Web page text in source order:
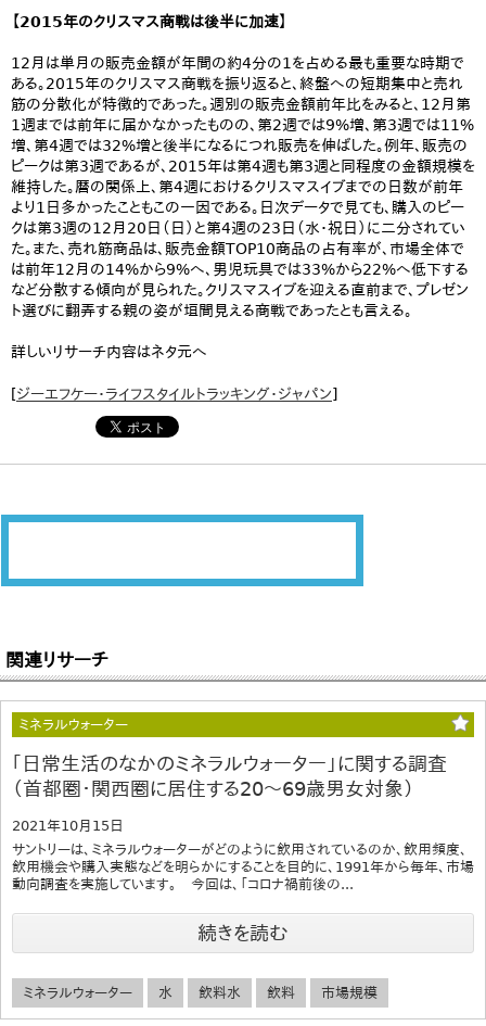
【2015年のクリスマス商戦は後半に加速】
12月は単月の販売金額が年間の約4分の1を占める最も重要な時期で
ある。2015年のクリスマス商戦を振り返ると、終盤への短期集中と売れ
筋の分散化が特徴的であった。週別の販売金額前年比をみると、12月第
1週までは前年に届かなかったものの、第2週では9%増、第3週では11%
増、第4週では32%増と後半になるにつれ販売を伸ばした。例年、販売の
ピークは第3週であるが、2015年は第4週も第3週と同程度の金額規模を
維持した。暦の関係上、第4週におけるクリスマスイブまでの日数が前年
より1日多かったこともこの一因である。日次データで見ても、購入のピー
クは第3週の12月20日（日）と第4週の23日（水・祝日）に二分されてい
た。また、売れ筋商品は、販売金額TOP10商品の占有率が、市場全体で
は前年12月の14%から9%へ、男児玩具では33%から22%へ低下する
など分散する傾向が見られた。クリスマスイブを迎える直前まで、プレゼン
ト選びに翻弄する親の姿が垣間見える商戦であったとも言える。
詳しいリサーチ内容はネタ元へ
[ジーエフケー・ライフスタイルトラッキング・ジャパン]
関連リサーチ
ミネラルウォーター
｢日常生活のなかのミネラルウォーター」に関する調査
（首都圏・関西圏に居住する20～69歳男女対象）
2021年10月15日
サントリーは、ミネラルウォーターがどのように飲用されているのか、飲用頻度、
飲用機会や購入実態などを明らかにすることを目的に、1991年から毎年、市場
動向調査を実施しています。 今回は、「コロナ禍前後の...
続きを読む
ミネラルウォーター 水 飲料水 飲料 市場規模